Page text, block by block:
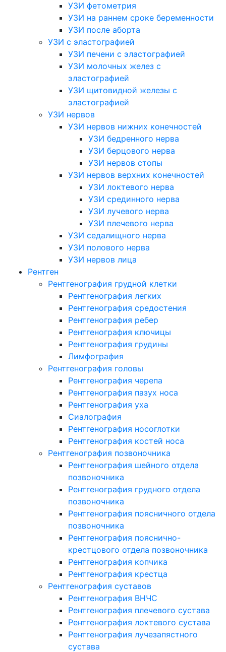
УЗИ фетометрия
УЗИ на раннем сроке беременности
УЗИ после аборта
УЗИ с эластографией
УЗИ печени с эластографией
УЗИ молочных желез с
эластографией
УЗИ щитовидной железы с
эластографией
УЗИ нервов
УЗИ нервов нижних конечностей
УЗИ бедренного нерва
УЗИ берцового нерва
УЗИ нервов стопы
УЗИ нервов верхних конечностей
УЗИ локтевого нерва
УЗИ срединного нерва
УЗИ лучевого нерва
УЗИ плечевого нерва
УЗИ седалищного нерва
УЗИ полового нерва
УЗИ нервов лица
Рентген
Рентгенография грудной клетки
Рентгенография легких
Рентгенография средостения
Рентгенография ребер
Рентгенография ключицы
Рентгенография грудины
Лимфография
Рентгенография головы
Рентгенография черепа
Рентгенография пазух носа
Рентгенография уха
Сиалография
Рентгенография носоглотки
Рентгенография костей носа
Рентгенография позвоночника
Рентгенография шейного отдела
позвоночника
Рентгенография грудного отдела
позвоночника
Рентгенография поясничного отдела
позвоночника
Рентгенография пояснично-
крестцового отдела позвоночника
Рентгенография копчика
Рентгенография крестца
Рентгенография суставов
Рентгенография ВНЧС
Рентгенография плечевого сустава
Рентгенография локтевого сустава
Рентгенография лучезапястного
сустава